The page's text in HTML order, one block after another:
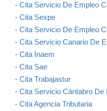
- Cita Servicio De Empleo
- Cita Sexpe
- Cita Servicio De Empleo
- Cita Servicio Canario De
- Cita Inaem
- Cita Sae
- Cita Trabajastur
- Cita Servicio Cántabro De
- Cita Agencia Tributaria